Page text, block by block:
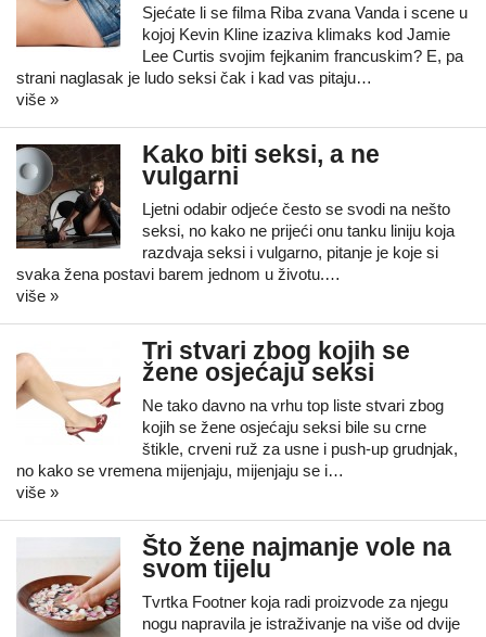
Sjećate li se filma Riba zvana Vanda i scene u
kojoj Kevin Kline izaziva klimaks kod Jamie
Lee Curtis svojim fejkanim francuskim? E, pa
strani naglasak je ludo seksi čak i kad vas pitaju…
više »
Kako biti seksi, a ne
vulgarni
Ljetni odabir odjeće često se svodi na nešto
seksi, no kako ne prijeći onu tanku liniju koja
razdvaja seksi i vulgarno, pitanje je koje si
svaka žena postavi barem jednom u životu.…
više »
Tri stvari zbog kojih se
žene osjećaju seksi
Ne tako davno na vrhu top liste stvari zbog
kojih se žene osjećaju seksi bile su crne
štikle, crveni ruž za usne i push-up grudnjak,
no kako se vremena mijenjaju, mijenjaju se i…
više »
Što žene najmanje vole na
svom tijelu
Tvrtka Footner koja radi proizvode za njegu
nogu napravila je istraživanje na više od dvije